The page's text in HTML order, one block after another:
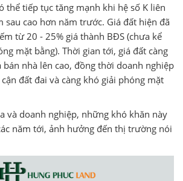
thể tiếp tục tăng mạnh khi hệ số K liên
sau cao hơn năm trước. Giá đất hiện đã
từ 20 - 25% giá thành BĐS (chưa kể
mặt bằng). Thời gian tới, giá đất càng
bán nhà lên cao, đồng thời doanh nghiệp
đất đai và càng khó giải phóng mặt
và doanh nghiệp, những khó khăn này
năm tới, ảnh hưởng đến thị trường nói